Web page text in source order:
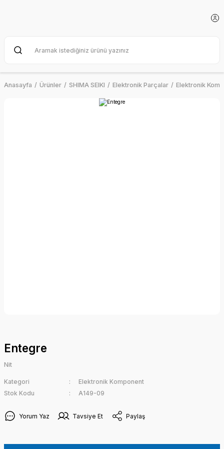
Anasayfa Ürünler SHIMA SEIKI Elektronik Parçalar Elektronik
Entegre
Nit
Kategori
Elektronik Komponent
Stok Kodu
A149-09
Yorum Yaz Tavsiye Et Paylaş